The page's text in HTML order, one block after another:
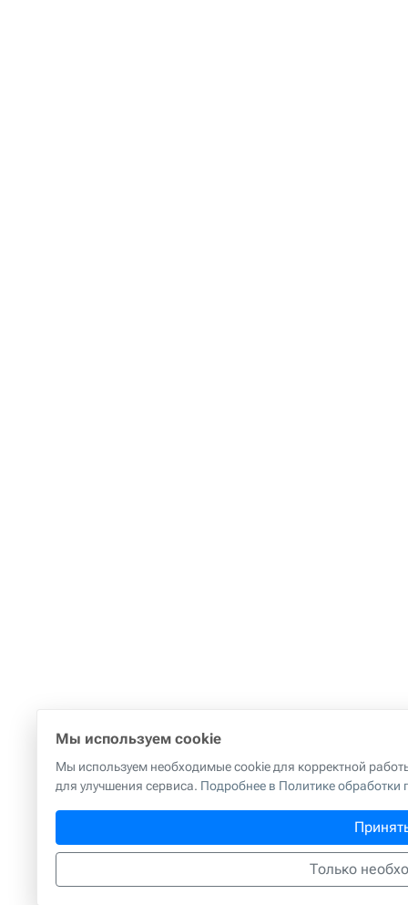
Мы используем cookie
Мы используем необходимые cookie для корректной
для улучшения сервиса. Подробнее в Политике
Только